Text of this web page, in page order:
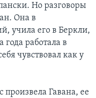
Но разговоры
Она в
учила его в Беркли,
работала в
чувствовал как у
произвела Гавана, ее